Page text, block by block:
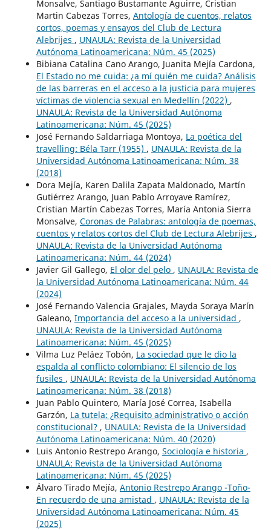
Monsalve, Santiago Bustamante Aguirre, Cristian
Martin Cabezas Torres, Antología de cuentos, relatos
cortos, poemas y ensayos del Club de Lectura
Alebrijes , UNAULA: Revista de la Universidad
Autónoma Latinoamericana: Núm. 45 (2025)
Bibiana Catalina Cano Arango, Juanita Mejía Cardona,
El Estado no me cuida: ¿a mí quién me cuida? Análisis
de las barreras en el acceso a la justicia para mujeres
víctimas de violencia sexual en Medellín (2022) ,
UNAULA: Revista de la Universidad Autónoma
Latinoamericana: Núm. 45 (2025)
José Fernando Saldarriaga Montoya, La poética del
travelling: Béla Tarr (1955) , UNAULA: Revista de la
Universidad Autónoma Latinoamericana: Núm. 38
(2018)
Dora Mejía, Karen Dalila Zapata Maldonado, Martín
Gutiérrez Arango, Juan Pablo Arroyave Ramírez,
Cristian Martín Cabezas Torres, María Antonia Sierra
Monsalve, Coronas de Palabras: antología de poemas,
cuentos y relatos cortos del Club de Lectura Alebrijes ,
UNAULA: Revista de la Universidad Autónoma
Latinoamericana: Núm. 44 (2024)
Javier Gil Gallego, El olor del pelo , UNAULA: Revista de
la Universidad Autónoma Latinoamericana: Núm. 44
(2024)
José Fernando Valencia Grajales, Mayda Soraya Marín
Galeano, Importancia del acceso a la universidad ,
UNAULA: Revista de la Universidad Autónoma
Latinoamericana: Núm. 45 (2025)
Vilma Luz Peláez Tobón, La sociedad que le dio la
espalda al conflicto colombiano: El silencio de los
fusiles , UNAULA: Revista de la Universidad Autónoma
Latinoamericana: Núm. 38 (2018)
Juan Pablo Quintero, María José Correa, Isabella
Garzón, La tutela: ¿Requisito administrativo o acción
constitucional? , UNAULA: Revista de la Universidad
Autónoma Latinoamericana: Núm. 40 (2020)
Luis Antonio Restrepo Arango, Sociología e historia ,
UNAULA: Revista de la Universidad Autónoma
Latinoamericana: Núm. 45 (2025)
Álvaro Tirado Mejía, Antonio Restrepo Arango -Toño-
En recuerdo de una amistad , UNAULA: Revista de la
Universidad Autónoma Latinoamericana: Núm. 45
(2025)